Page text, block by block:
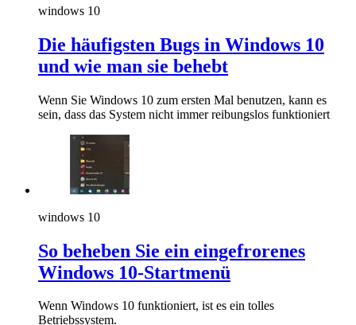
windows 10
Die häufigsten Bugs in Windows 10
und wie man sie behebt
Wenn Sie Windows 10 zum ersten Mal benutzen, kann es
sein, dass das System nicht immer reibungslos funktioniert
windows 10
So beheben Sie ein eingefrorenes
Windows 10-Startmenü
Wenn Windows 10 funktioniert, ist es ein tolles
Betriebssystem.